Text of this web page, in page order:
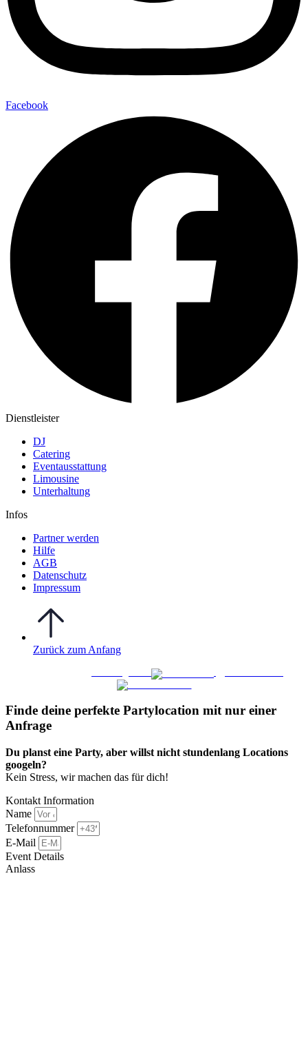
Facebook
Dienstleister
DJ
Catering
Eventausstattung
Limousine
Unterhaltung
Infos
Partner werden
Hilfe
AGB
Datenschutz
Impressum
Zurück zum Anfang
Finde deine perfekte Partylocation mit nur einer
Anfrage​
Du planst eine Party, aber willst nicht stundenlang Locations
googeln?
Kein Stress, wir machen das für dich!
Kontakt Information
Name
Telefonnummer
E-Mail
Event Details
Anlass